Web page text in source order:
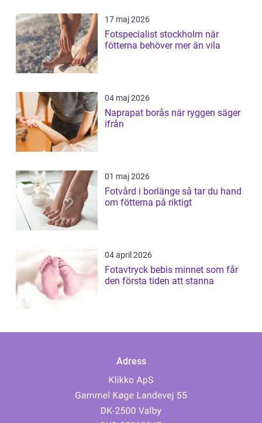
17 maj 2026
Fotspecialist stockholm när
fötterna behöver mer än vila
04 maj 2026
Naprapat borås när ryggen säger
ifrån
01 maj 2026
Fotvård i borlänge så tar du hand
om fötterna på riktigt
04 april 2026
Fotavtryck bebis minnet som får
den första tiden att stanna
Adress